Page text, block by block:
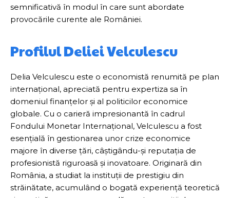
semnificativă în modul în care sunt abordate
provocările curente ale României.
Profilul Deliei Velculescu
Delia Velculescu este o economistă renumită pe plan
internațional, apreciată pentru expertiza sa în
domeniul finanțelor și al politicilor economice
globale. Cu o carieră impresionantă în cadrul
Fondului Monetar Internațional, Velculescu a fost
esențială în gestionarea unor crize economice
majore în diverse țări, câștigându-și reputația de
profesionistă riguroasă și inovatoare. Originară din
România, a studiat la instituții de prestigiu din
străinătate, acumulând o bogată experiență teoretică